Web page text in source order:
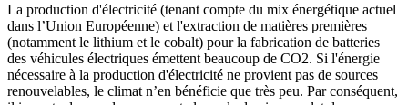
La production d'électricité (tenant compte du mix énergétique actuel
dans l’Union Européenne) et l'extraction de matières premières
(notamment le lithium et le cobalt) pour la fabrication de batteries
des véhicules électriques émettent beaucoup de CO2. Si l'énergie
nécessaire à la production d'électricité ne provient pas de sources
renouvelables, le climat n’en bénéficie que très peu. Par conséquent,